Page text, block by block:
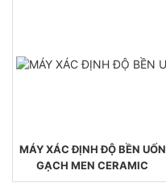
MÁY XÁC ĐỊNH ĐỘ BỀN UỐN
GẠCH MEN CERAMIC